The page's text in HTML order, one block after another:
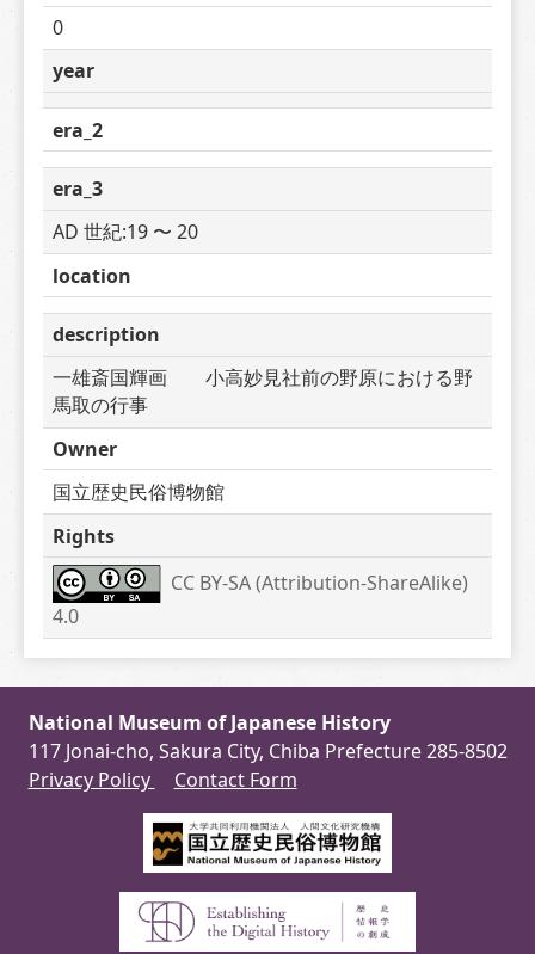
0
year
era_2
era_3
AD 世紀:19 〜 20
location
description
一雄斎国輝画　　小高妙見社前の野原における野
馬取の行事
Owner
国立歴史民俗博物館
Rights
CC BY-SA (Attribution-ShareAlike)
4.0
National Museum of Japanese History
117 Jonai-cho, Sakura City, Chiba Prefecture 285-8502
Privacy Policy
Contact Form